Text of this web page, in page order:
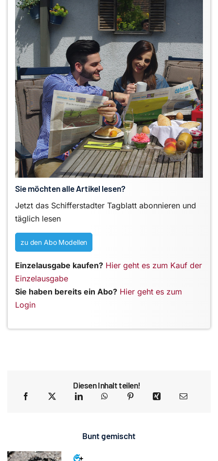
Sie möchten alle Artikel lesen?
Jetzt das Schifferstadter Tagblatt abonnieren und
täglich lesen
zu den Abo Modellen
Einzelausgabe kaufen? Hier geht es zum Kauf der
Einzelausgabe
Sie haben bereits ein Abo? Hier geht es zum
Login
Diesen Inhalt teilen!
Bunt gemischt